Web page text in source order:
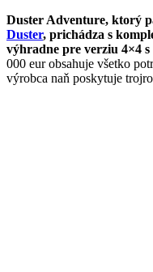
Duster Adventure, ktorý
Duster, prichádza s
výhradne pre verziu 4×4
000 eur obsahuje všetko
výrobca naň poskytuje